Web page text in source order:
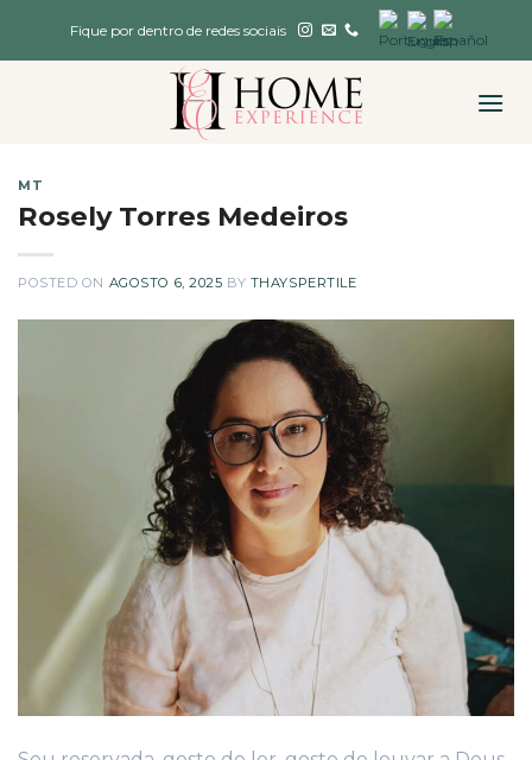
Fique por dentro de redes sociais
MT
Rosely Torres Medeiros
POSTED ON AGOSTO 6, 2025 BY THAYSPERTILE